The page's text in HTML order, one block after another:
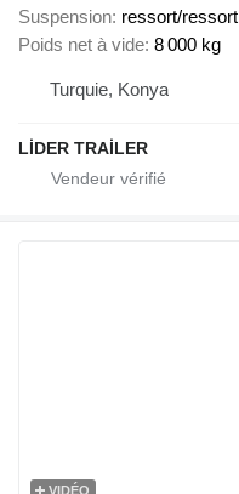
Suspension ressort/ressort
Poids net à vide 8 000 kg
Turquie, Konya
LİDER TRAİLER
VIDÉO